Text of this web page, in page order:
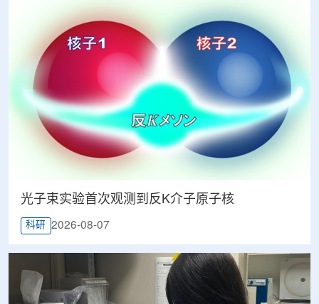
光子束实验首次观测到反K介子原子核
科研 2026-08-07